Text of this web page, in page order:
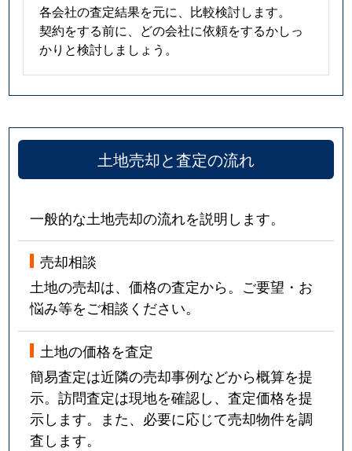
各会社の査定結果を元に、比較検討します。
契約をする前に、どの会社に依頼をするかしっ
かりと検討しましょう。
土地売却と査定の流れ
一般的な土地売却の流れを説明します。
売却相談
土地の売却は、価格の査定から。ご要望・お
悩み等をご相談ください。
土地の価格を査定
簡易査定は近隣の売却事例などから概算を提
示。訪問査定は現地を確認し、査定価格を提
示します。また、必要に応じて売却物件を調
査します。